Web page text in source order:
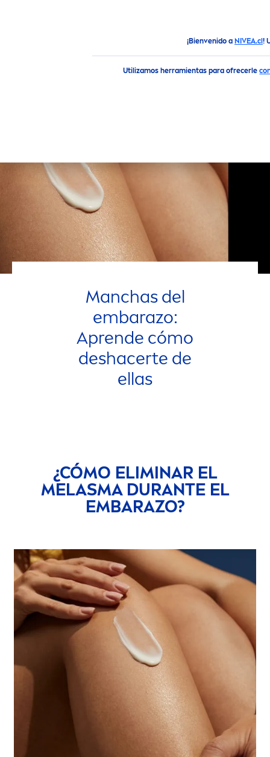
¡Bienvenido a NIVEA.cl !
Utilizamos herramientas para ofrecerle
manchas-del-embarazo
Manchas del
embarazo:
Aprende cómo
deshacerte de
ellas
¿CÓMO ELIMINAR EL
MELASMA DURANTE EL
EMBARAZO?